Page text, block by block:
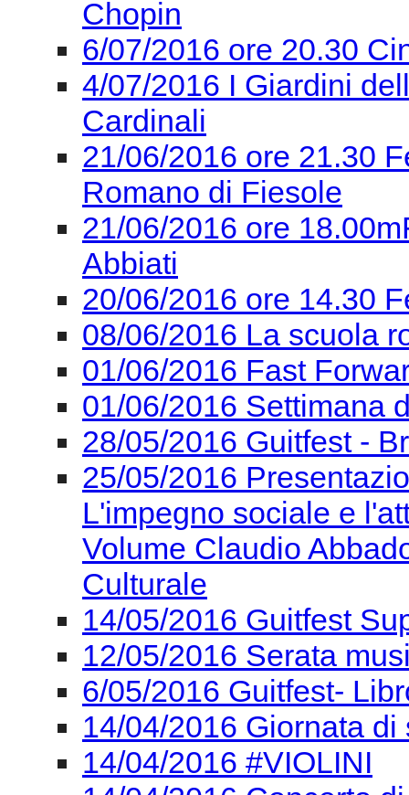
Chopin
6/07/2016 ore 20.30
4/07/2016 I Giardini
Cardinali
21/06/2016 ore 21.30
Romano di Fiesole
21/06/2016 ore
Abbiati
20/06/2016 ore 14.30
08/06/2016 La scuola
01/06/2016 Fast
01/06/2016 Settimana
28/05/2016 Guitfest -
25/05/2016
L'impegno sociale e
Volume Claudio
Culturale
14/05/2016 Guitfest
12/05/2016 Serata
6/05/2016 Guitfest-
14/04/2016 Giornata
14/04/2016 #VIOLINI